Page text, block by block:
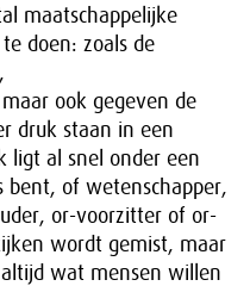
maatschappelijke
doen: zoals de
ook gegeven de
druk staan in een
ligt al snel onder een
bent, of wetenschapper,
or-voorzitter of or-
wordt gemist, maar
wat mensen willen